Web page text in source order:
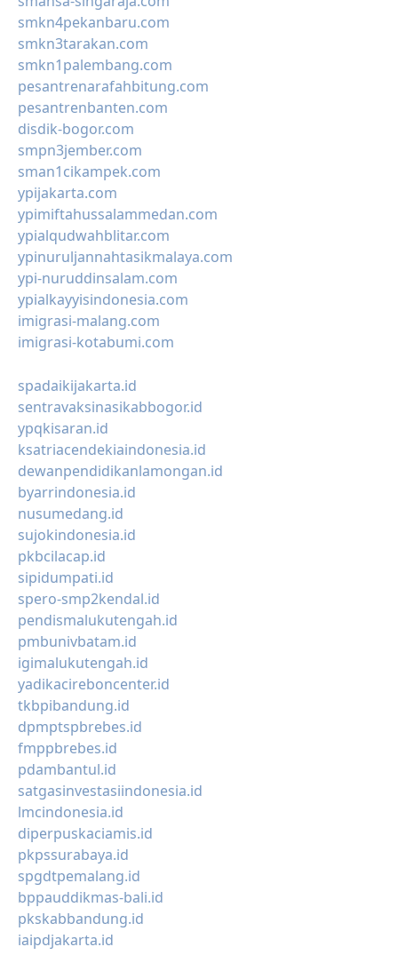
smkn4pekanbaru.com
smkn3tarakan.com
smkn1palembang.com
pesantrenarafahbitung.com
pesantrenbanten.com
disdik-bogor.com
smpn3jember.com
sman1cikampek.com
ypijakarta.com
ypimiftahussalammedan.com
ypialqudwahblitar.com
ypinuruljannahtasikmalaya.com
ypi-nuruddinsalam.com
ypialkayyisindonesia.com
imigrasi-malang.com
imigrasi-kotabumi.com
spadaikijakarta.id
sentravaksinasikabbogor.id
ypqkisaran.id
ksatriacendekiaindonesia.id
dewanpendidikanlamongan.id
byarrindonesia.id
nusumedang.id
sujokindonesia.id
pkbcilacap.id
sipidumpati.id
spero-smp2kendal.id
pendismalukutengah.id
pmbunivbatam.id
igimalukutengah.id
yadikacireboncenter.id
tkbpibandung.id
dpmptspbrebes.id
fmppbrebes.id
pdambantul.id
satgasinvestasiindonesia.id
lmcindonesia.id
diperpuskaciamis.id
pkpssurabaya.id
spgdtpemalang.id
bppauddikmas-bali.id
pkskabbandung.id
iaipdjakarta.id